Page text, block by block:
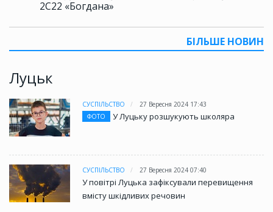
2С22 «Богдана»
БІЛЬШЕ НОВИН
Луцьк
СУСПІЛЬСТВО
27 Вересня 2024 17:43
ФОТО
У Луцьку розшукують школяра
СУСПІЛЬСТВО 27 Вересня 2024 07:40
У повітрі Луцька зафіксували перевищення
вмісту шкідливих речовин